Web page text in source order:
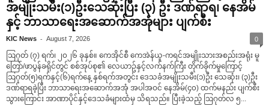
အမျိုးသမီး(၁)ဦးသေဆုံးပြီး (၃) ဦး ဒဏ်ရာရ၊ နေအိမ်
နှင့် ဘာသာရေးအဆောက်အအုံများ ပျက်စီး
KIC News - August 7, 2026 0
ဩဂုတ် (၇) ရက်၊ ၂၀၂၆ ခုနှစ်။ ကေအိုင်စီ ကေအဲန်ယူ-ကရင်အမျိုးသားအစည်းအရုံး မူ
တြော်/ဖာပွန်ခရိုင်တွင် စစ်အုပ်စု၏ လေယာဥ်နှင့်လက်နက်ကြီး တိုက်ခိုက်မှုကြောင့်
ဩဂုတ်(၅)ရက်နှင့်(၆)ရက်နေ့ နှစ်ရက်အတွင်း ဒေသခံအမျိုးသမီး(၁)ဦး သေဆုံး၊ (၃)ဦး
ဒဏ်ရာရခဲ့ပြီး ဘာသာရေးအဆောက်အအုံ အပါအဝင် နေအိမ်(၄၀) ထက်မနည်း ပျက်စီး
သွားကြောင်း အာဏာပိုင်နှင့်ဒေသခံများထံမှ သိရသည်။ ပြီးခဲ့သည့် ဩဂုတ်လ ၅...